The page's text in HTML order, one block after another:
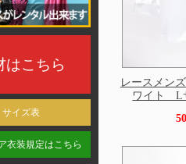
はこちら
サイズ表
衣装規定はこちら
レースメン
ワイト L